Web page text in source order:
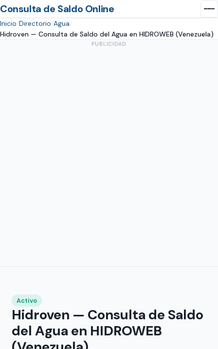
Consulta de Saldo Online
Inicio Directorio Agua
Hidroven — Consulta de Saldo del Agua en HIDROWEB (Venezuela)
PUBLICIDAD
Activo
Hidroven — Consulta de Saldo
del Agua en HIDROWEB